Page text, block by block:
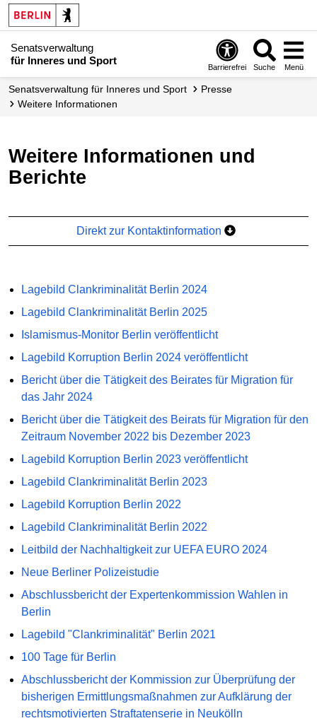
Senatsverwaltung
für Inneres und Sport
Barrierefrei Suche Menü
Senatsverwaltung für Inneres und Sport
Presse
Weitere Informationen
Weitere Informationen und
Berichte
Direkt zur Kontaktinformation
Lagebild Clankriminalität Berlin 2024
Lagebild Clankriminalität Berlin 2025
Islamismus-Monitor Berlin veröffentlicht
Lagebild Korruption Berlin 2024 veröffentlicht
Bericht über die Tätigkeit des Beirates für Migration für
das Jahr 2024
Bericht über die Tätigkeit des Beirats für Migration für den
Zeitraum November 2022 bis Dezember 2023
Lagebild Korruption Berlin 2023 veröffentlicht
Lagebild Clankriminalität Berlin 2023
Lagebild Korruption Berlin 2022
Lagebild Clankriminalität Berlin 2022
Leitbild der Nachhaltigkeit zur UEFA EURO 2024
Neue Berliner Polizeistudie
Abschlussbericht der Expertenkommission Wahlen in
Berlin
Lagebild "Clankriminalität" Berlin 2021
100 Tage für Berlin
Abschlussbericht der Kommission zur Überprüfung der
bisherigen Ermittlungsmaßnahmen zur Aufklärung der
rechtsmotivierten Straftatenserie in Neukölln